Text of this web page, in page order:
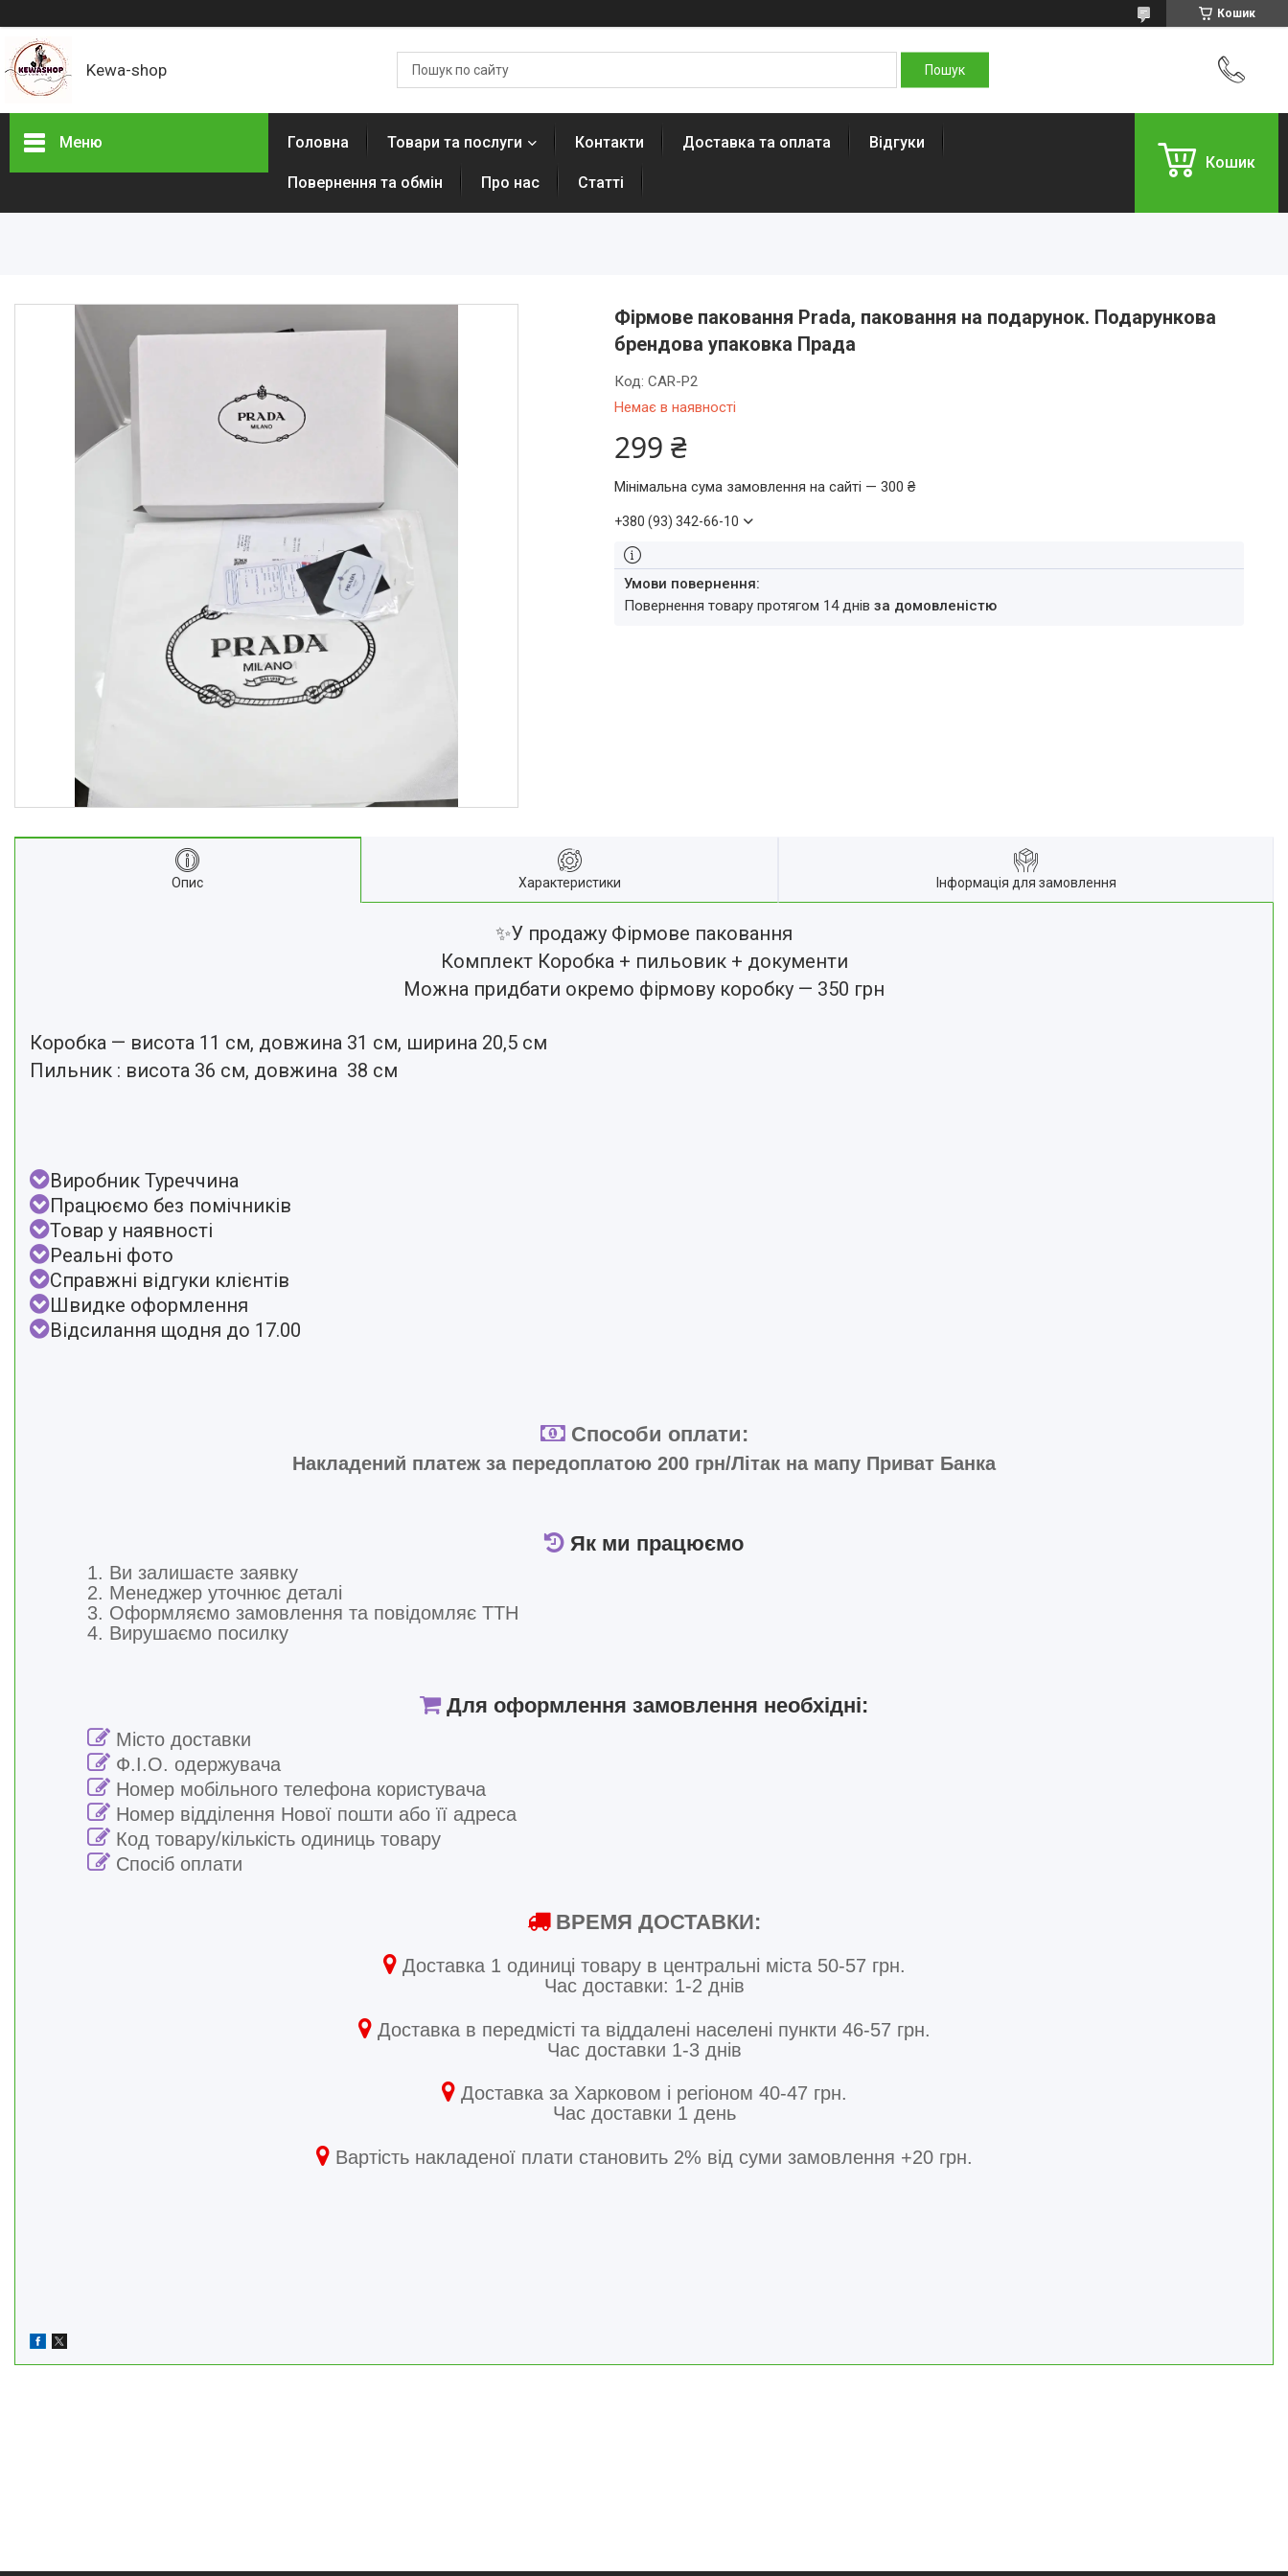
Кошик
Kewa-shop
Меню Головна Товари та послуги Контакти Доставка та оплата Відгуки
Повернення та обмін Про нас Статті
Кошик
Фірмове паковання Prada, паковання на подарунок. Подарункова
брендова упаковка Прада
Немає в наявності
Код:CAR-P2
299 ₴
Мінімальна сума замовлення на сайті — 300 ₴
+380 (93) 342-66-10
повернення товару протягом 14 днівза домовленістю
Опис Характеристики Інформація для замовлення
✨У продажу Фірмове паковання
Комплект Коробка + пильовик + документи
Можна придбати окремо фірмову коробку — 350 грн
Коробка — висота 11 см, довжина 31 см, ширина 20,5 см
Пильник : висота 36 см, довжина 38 см
Виробник Туреччина
Працюємо без помічників
Товар у наявності
Реальні фото
Справжні відгуки клієнтів
Швидке оформлення
Відсилання щодня до 17.00
Способи оплати:
Накладений платеж за передоплатою 200 грн/Літак на мапу Приват Банка
Як ми працюємо
1. Ви залишаєте заявку
2. Менеджер уточнює деталі
3. Оформляємо замовлення та повідомляє ТТН
4. Вирушаємо посилку
Для оформлення замовлення необхідні:
Місто доставки
Ф.І.О. одержувача
Номер мобільного телефона користувача
Номер відділення Нової пошти або її адреса
Код товару/кількість одиниць товару
Спосіб оплати
ВРЕМЯ ДОСТАВКИ:
Доставка 1 одиниці товару в центральні міста 50-57 грн.
Час доставки: 1-2 днів
Доставка в передмісті та віддалені населені пункти 46-57 грн.
Час доставки 1-3 днів
Доставка за Харковом і регіоном 40-47 грн.
Час доставки 1 день
Вартість накладеної плати становить 2% від суми замовлення +20 грн.